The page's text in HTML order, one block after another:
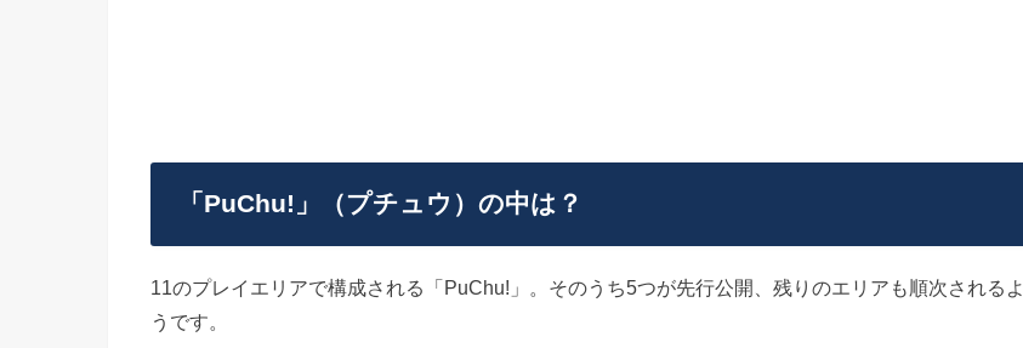
「PuChu!」（プチュウ）の中は？
11のプレイエリアで構成される「PuChu!」。そのうち5つが先行公開、残りのエリアも順次されるよ
うです。